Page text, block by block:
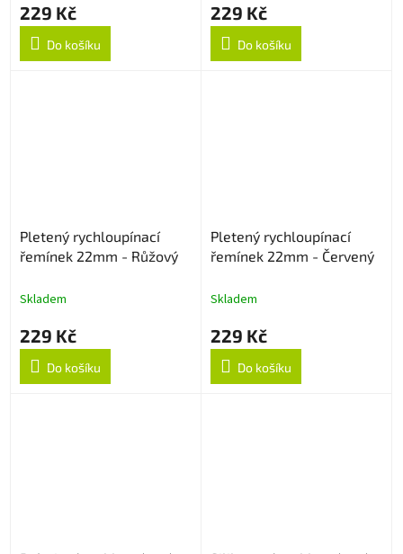
229 Kč
Do košíku
229 Kč
Do košíku
Pletený rychloupínací
řemínek 22mm - Růžový
Skladem
229 Kč
Do košíku
Pletený rychloupínací
řemínek 22mm - Červený
Skladem
229 Kč
Do košíku